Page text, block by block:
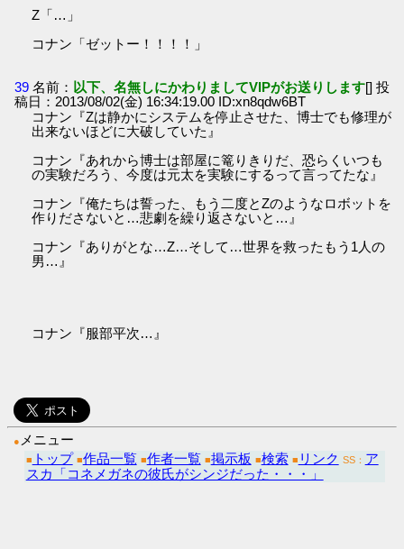
Z「…」
コナン「ゼットー！！！！」
39 名前： 以下、名無しにかわりましてVIPがお送りします[] 投
稿日：2013/08/02(金) 16:34:19.00 ID:xn8qdw6BT
コナン『Zは静かにシステムを停止させた、博士でも修理が
出来ないほどに大破していた』
コナン『あれから博士は部屋に篭りきりだ、恐らくいつも
の実験だろう、今度は元太を実験にするって言ってたな』
コナン『俺たちは誓った、もう二度とZのようなロボットを
作りださないと…悲劇を繰り返さないと…』
コナン『ありがとな…Z…そして…世界を救ったもう1人の
男…』
コナン『服部平次…』
● メニュー
■ トップ ■作品一覧 ■作者一覧 ■掲示板 ■検索 ■ リンク SS： ア
スカ「コネメガネの彼氏がシンジだった・・・」